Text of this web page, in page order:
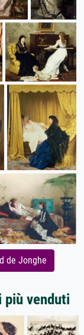
de Jonghe
venduti